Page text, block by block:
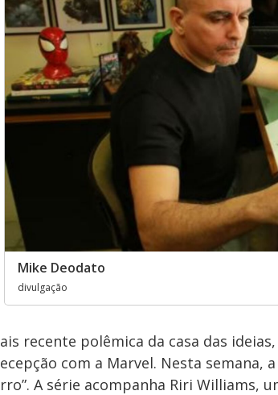
Mike Deodato
divulgação
recente polêmica da casa das
com a Marvel. Nesta semana,
A série acompanha Riri Williams,